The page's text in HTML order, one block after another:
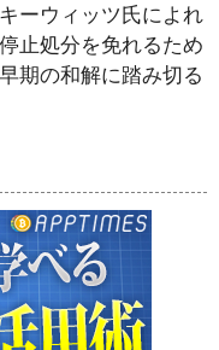
ーウィッツ氏によれ
止処分を免れるため
期の和解に踏み切る